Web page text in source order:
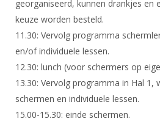
georganiseerd, kunnen drankjes en
keuze worden besteld.
11.30: Vervolg programma
en/of individuele lessen.
12.30: lunch (voor schermers op
13.30: Vervolg programma in Hal 1,
schermen en individuele lessen.
15.00-15.30: einde schermen.